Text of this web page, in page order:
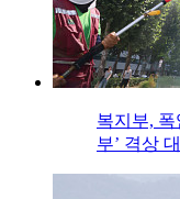
복지부,
부’ 격상